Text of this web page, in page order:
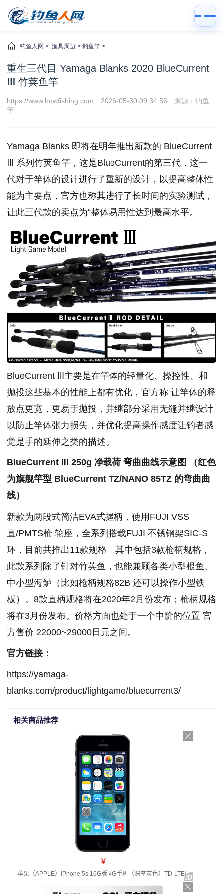
钓鱼人网 > 渔具周边 > 钓鱼竿 >
重生三代目 Yamaga Blanks 2020 BlueCurrent
Ⅲ 竹荚鱼竿
https://www.howfishing.com 2026-05-30 09:34:56 来源： 钓鱼
竿
Yamaga Blanks 即将在明年推出新款的 BlueCurrent
Ⅲ 系列竹荚鱼竿，这是BlueCurrent的第三代，这一
代对于竿体的设计进行了重新的设计，以提高整体性
能为主要点，官方也称其进行了长时间的实验测试，
让此三代款的卖点为“整体易用性达到最高水平。
BlueCurrent Ⅲ主要是在竿体的轻量化、操控性、和
抛投这些基本的性能上都有优化，官方称 让竿体的释
放点更宽，更易于抛投，并继部分采用无缝并继设计
以防止竿体张力损失，并优化提高操作感度让钓者感
觉是手的延伸之类的描述。
BlueCurrent Ⅲ 250g 净载荷 弯曲曲线示意图 （红色
为旗舰竿型 BlueCurrent TZ/NANO 85TZ 的弯曲曲
线）
新款为两段式简洁EVA式握柄，使用FUJI VSS
直/PMTS枪 轮座，全系列搭载FUJI 不锈钢架SIC-S
环，目前共推出11款规格，其中包括3款枪柄规格，
此款系列除了针对竹荚鱼，也能兼顾各类小型根鱼、
中小型海鲈（比如枪柄规格82B 还可以操作小型铁
板）。8款直柄规格将在2020年2月份发布；枪柄规格
将在3月份发布。价格方面也处于一个中阶的位置 官
方售价 22000~29000日元之间。
官方链接：
https://yamaga-
blanks.com/product/lightgame/bluecurrent3/
相关商品推荐